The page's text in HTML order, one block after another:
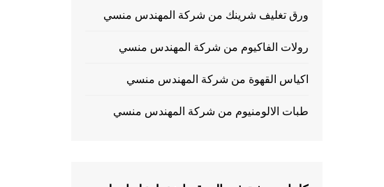
ورق تغليف شرينك من شركة المهندس منسي
رولات الفاكيوم من شركة المهندس منسي
اكياس القهوة من شركة المهندس منسي
طبات الالومنيوم من شركة المهندس منسي